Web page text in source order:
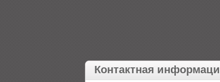
Контактная